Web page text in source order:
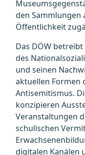
den
Öffentlichkeit
Das DÖW
des
und seinen
aktuellen Formen
Antisemitismus.
konzipieren
Veranstaltungen
schulischen
digitalen Kanälen